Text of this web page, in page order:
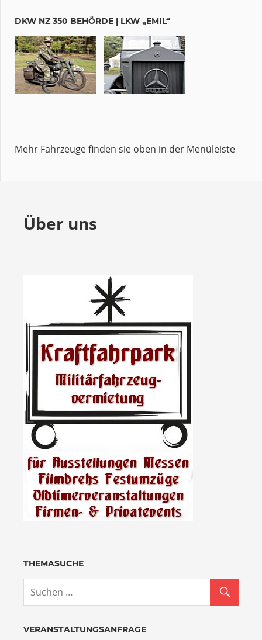
DKW NZ 350 BEHÖRDE | LKW „EMIL“
Mehr Fahrzeuge finden sie oben in der Menüleiste
Über uns
THEMASUCHE
VERANSTALTUNGSANFRAGE